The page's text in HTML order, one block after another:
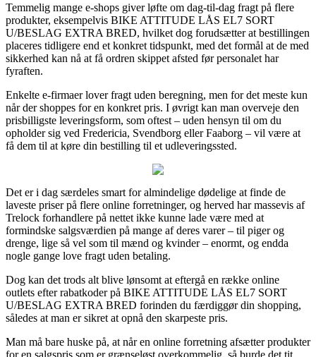
Temmelig mange e-shops giver løfte om dag-til-dag fragt på flere
produkter, eksempelvis BIKE ATTITUDE LÅS EL7 SORT
U/BESLAG EXTRA BRED, hvilket dog forudsætter at bestillingen
placeres tidligere end et konkret tidspunkt, med det formål at de med
sikkerhed kan nå at få ordren skippet afsted før personalet har
fyraften.
Enkelte e-firmaer lover fragt uden beregning, men for det meste kun
når der shoppes for en konkret pris. I øvrigt kan man overveje den
prisbilligste leveringsform, som oftest – uden hensyn til om du
opholder sig ved Fredericia, Svendborg eller Faaborg – vil være at
få dem til at køre din bestilling til et udleveringssted.
Det er i dag særdeles smart for almindelige dødelige at finde de
laveste priser på flere online forretninger, og herved har massevis af
Trelock forhandlere på nettet ikke kunne lade være med at
formindske salgsværdien på mange af deres varer – til piger og
drenge, lige så vel som til mænd og kvinder – enormt, og endda
nogle gange love fragt uden betaling.
Dog kan det trods alt blive lønsomt at eftergå en række online
outlets efter rabatkoder på BIKE ATTITUDE LÅS EL7 SORT
U/BESLAG EXTRA BRED forinden du færdiggør din shopping,
således at man er sikret at opnå den skarpeste pris.
Man må bare huske på, at når en online forretning afsætter produkter
for en salgspris som er grænseløst overkommelig, så burde det tit